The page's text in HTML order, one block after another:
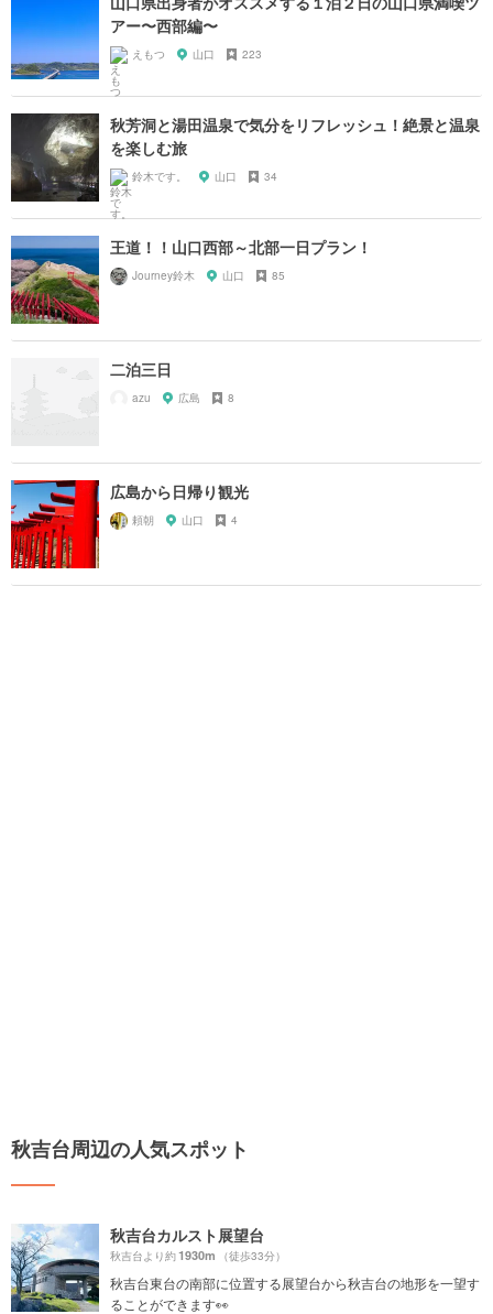
アー〜西部編〜
えもつ 山口 223
秋芳洞と湯田温泉で気分をリフレッシュ！絶景と温泉
を楽しむ旅
鈴木です。 山口 34
王道！！山口西部～北部一日プラン！
Journey鈴木 山口 85
二泊三日
azu 広島 8
広島から日帰り観光
頼朝 山口 4
秋吉台周辺の人気スポット
秋吉台カルスト展望台
秋吉台より約1930m （徒歩33分）
秋吉台東台の南部に位置する展望台から秋吉台の地形を一望す
ることができます👀